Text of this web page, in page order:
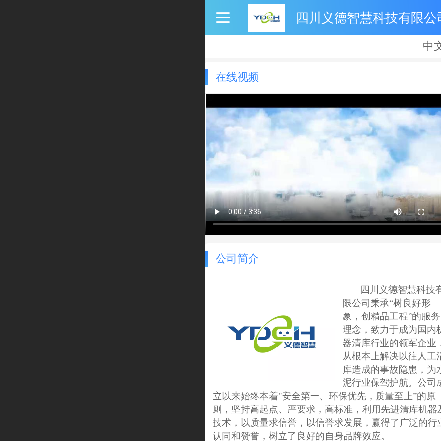
四川义德智慧科技有限公
中
中
在线视频
公司简介
四川义德智慧科技
限公司秉承“树良好形
象，创精品工程”的服务
理念，致力于成为国内
器清库行业的领军企业，
从根本上解决以往人工
库造成的事故隐患，为
泥行业保驾护航。公司
立以来始终本着"安全第一、环保优先，质量至上”的原
则，坚持高起点、 严要求，高标准，利用先进清库机器
技术，以质量求信誉，以信誉求发展，赢得了广泛的行
认同和赞誉，树立了良好的自身品牌效应。